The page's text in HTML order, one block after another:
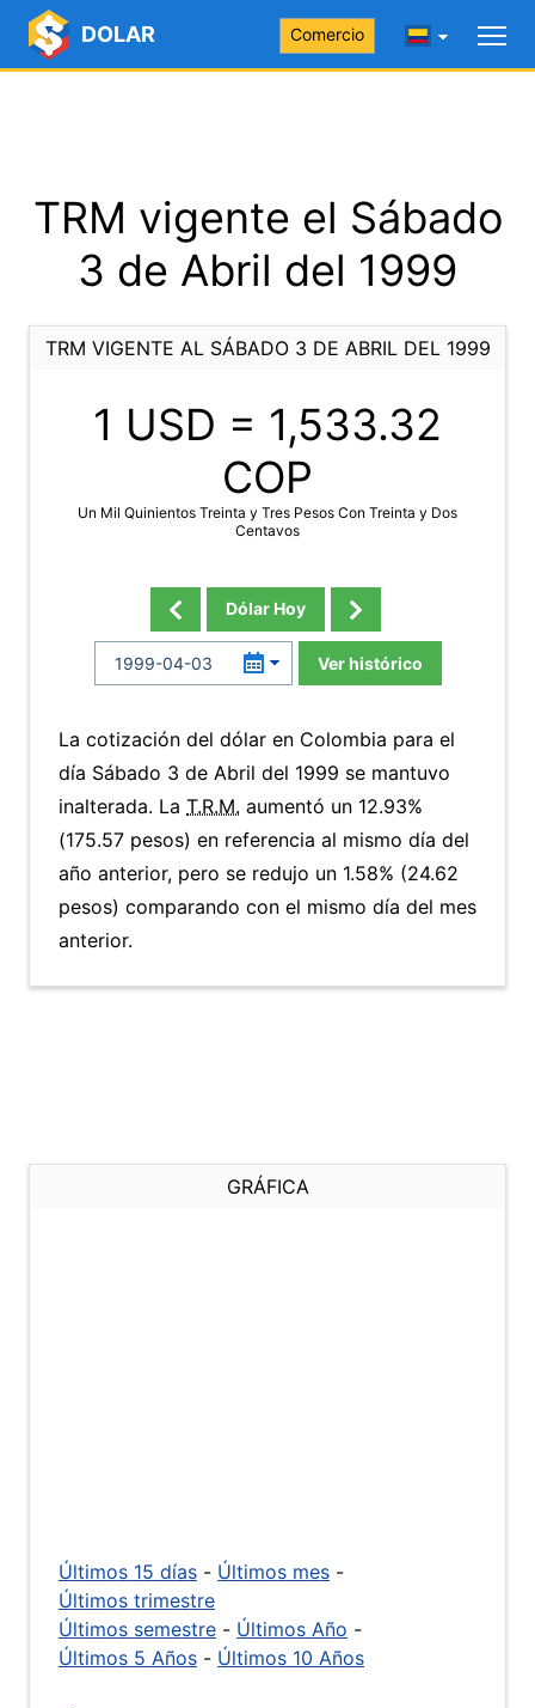
DOLAR Comercio
TRM vigente el Sábado
3 de Abril del 1999
TRM VIGENTE AL SÁBADO 3 DE ABRIL DEL 1999
1 USD = 1,533.32
COP
Un Mil Quinientos Treinta y Tres Pesos Con Treinta y Dos
Centavos
Dólar Hoy
Ver histórico
La cotización del dólar en Colombia para el
día Sábado 3 de Abril del 1999 se mantuvo
inalterada. La T.R.M. aumentó un 12.93%
(175.57 pesos) en referencia al mismo día del
año anterior, pero se redujo un 1.58% (24.62
pesos) comparando con el mismo día del mes
anterior.
GRÁFICA
Últimos 15 días - Últimos mes -
Últimos trimestre
Últimos semestre - Últimos Año -
Últimos 5 Años - Últimos 10 Años